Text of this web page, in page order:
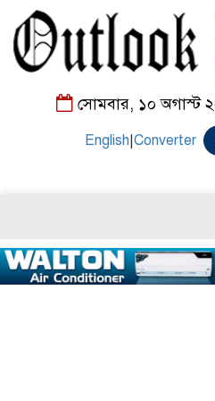
সোমবার, ১০ অগাস্ট
English|Converter